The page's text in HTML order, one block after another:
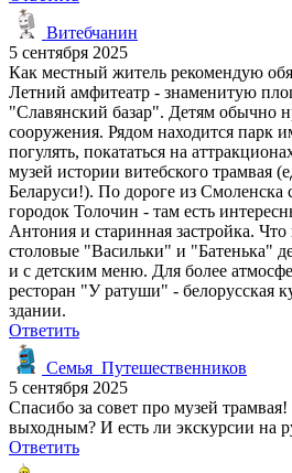
Витебчанин
5 сентября 2025
Как местный житель рекомендую
Летний амфитеатр - знаменитую
"Славянский базар". Детям обычно
сооружения. Рядом находится парк
погулять, покататься на
музей истории витебского трамвая
Беларуси!). По дороге из Смоленска
городок Толочин - там есть
Антония и старинная застройка. Что
столовые "Васильки" и "Батенька"
и с детским меню. Для более
ресторан "У ратуши" - белорусская
здании.
Ответить
Семья_Путешественников
5 сентября 2025
Спасибо за совет про музей
выходным? И есть ли экскурсии на
Ответить